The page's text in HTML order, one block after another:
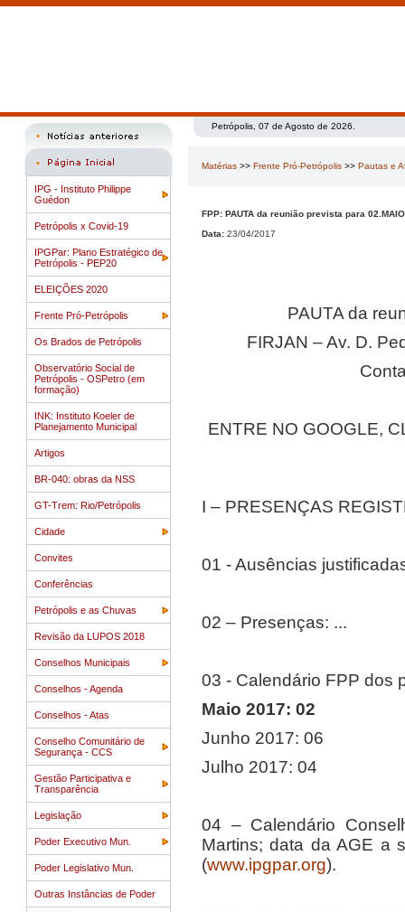
IPG - Instituto Philippe
Guédon
Petrópolis x Covid-19
IPGPar: Plano Estratégico de
Petrópolis - PEP20
ELEIÇÕES 2020
Frente Pró-Petrópolis
Os Brados de Petrópolis
Observatório Social de
Petrópolis - OSPetro (em
formação)
INK: Instituto Koeler de
Planejamento Municipal
Artigos
BR-040: obras da NSS
GT-Trem: Rio/Petrópolis
Cidade
Convites
Conferências
Petrópolis e as Chuvas
Revisão da LUPOS 2018
Conselhos Municipais
Conselhos - Agenda
Conselhos - Atas
Conselho Comunitário de
Segurança - CCS
Gestão Participativa e
Transparência
Legislação
Poder Executivo Mun.
Poder Legislativo Mun.
Outras Instâncias de Poder
Petrópolis, 07 de Agosto de 2026.
Matérias >> Frente Pró-Petrópolis >> Pautas e
FPP: PAUTA da reunião prevista para
Data: 23/04/2017
PAUTA da
FIRJAN – Av. D.
ENTRE NO GOOGLE,
I – PRESENÇAS
01 - Ausências
02 – Presenças: ...
03 - Calendário FPP dos
Maio 2017: 02
Junho 2017: 06
Julho 2017: 04
04 – Calendário
Martins; data da AGE a
(www.ipgpar.org).